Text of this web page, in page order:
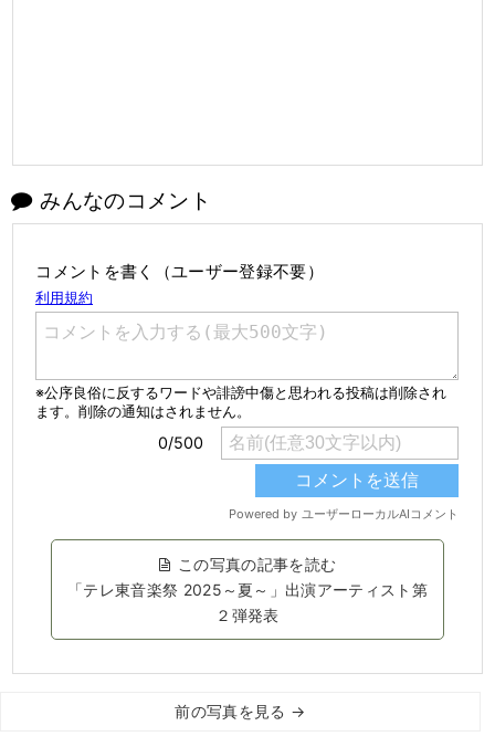
みんなのコメント
コメントを書く（ユーザー登録不要）
この写真の記事を読む
「テレ東音楽祭 2025～夏～」出演アーティスト第
２弾発表
前の写真を見る →